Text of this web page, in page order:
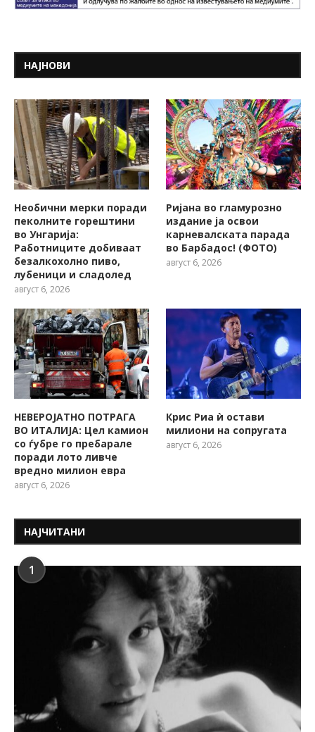
НАЈНОВИ
Необични мерки поради
пеколните горештини
во Унгарија:
Работниците добиваат
безалкохолно пиво,
лубеници и сладолед
август 6, 2026
Ријана во гламурозно
издание ја освои
карневалската парада
во Барбадос! (ФОТО)
август 6, 2026
НЕВЕРОЈАТНО ПОТРАГА
ВО ИТАЛИЈА: Цел камион
со ѓубре го пребарале
поради лото ливче
вредно милион евра
август 6, 2026
Крис Риа ѝ остави
милиони на сопругата
август 6, 2026
НАЈЧИТАНИ
1